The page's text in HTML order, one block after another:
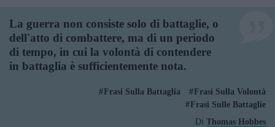
La guerra non consiste solo di battaglie, o
dell'atto di combattere, ma di un periodo
di tempo, in cui la volontà di contendere
in battaglia è sufficientemente nota.
Frasi Sulla Battaglia
Frasi Sulla Volontà
Frasi Sulle Battaglie
Di Thomas Hobbes